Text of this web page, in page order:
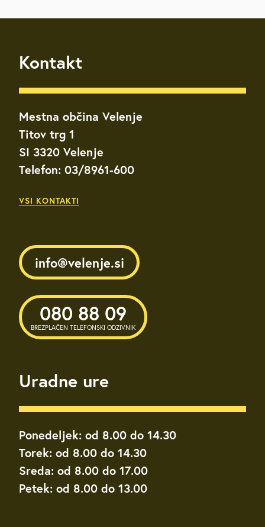
Kontakt
Mestna občina Velenje
Titov trg 1
SI 3320 Velenje
Telefon: 03/8961-600
VSI KONTAKTI
info@velenje.si
080 88 09
BREZPLAČEN TELEFONSKI ODZIVNIK
Uradne ure
Ponedeljek: od 8.00 do 14.30
Torek: od 8.00 do 14.30
Sreda: od 8.00 do 17.00
Petek: od 8.00 do 13.00